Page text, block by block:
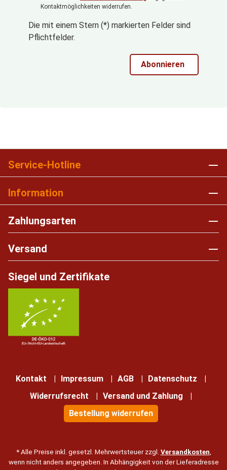
Kontaktmöglichkeiten widerrufen.
Die mit einem Stern (*) markierten Felder sind
Pflichtfelder.
Abonnieren
Service-Hotline
Information
Zahlungsarten
Versand
Siegel und Zertifikate
Kontakt Impressum AGB
Datenschutz
Widerrufsrecht
Versand und Zahlung
Bestellung widerrufen
* Alle Preise inkl. gesetzl. Mehrwertsteuer zzgl. Versandkosten
wenn nicht anders angegeben. In Abhängigkeit von der Lieferadresse